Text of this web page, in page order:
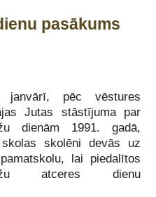
pasākums
janvārī, pēc vēstures
Jutas stāstījuma par
dienām 1991. gadā,
skolēni devās uz
lai piedalītos
atceres dienu